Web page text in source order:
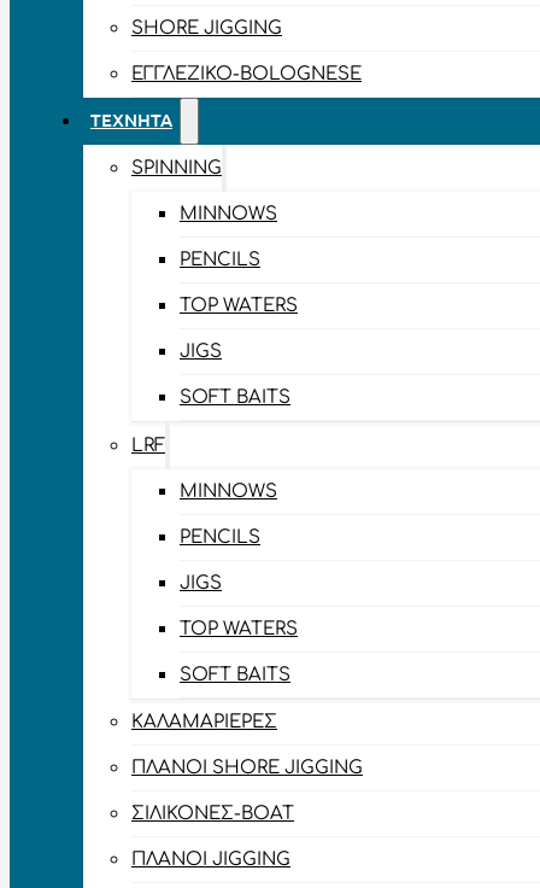
SHORE JIGGING
ΕΓΓΛΈΖΙΚΟ-BOLOGNESE
ΤΕΧΝΗΤΆ
SPINNING
MINNOWS
PENCILS
TOP WATERS
JIGS
SOFT BAITS
LRF
MINNOWS
PENCILS
JIGS
TOP WATERS
SOFT BAITS
ΚΑΛΑΜΑΡΙΈΡΕΣ
ΠΛΆΝΟΙ SHORE JIGGING
ΣΙΛΙΚΌΝΕΣ-BOAT
ΠΛΆΝΟΙ JIGGING